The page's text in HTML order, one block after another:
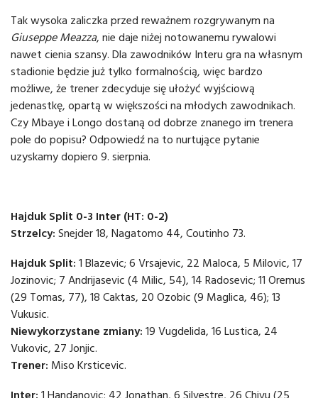
Tak wysoka zaliczka przed reważnem rozgrywanym na
Giuseppe Meazza, nie daje niżej notowanemu rywalowi
nawet cienia szansy. Dla zawodników Interu gra na własnym
stadionie będzie już tylko formalnością, więc bardzo
możliwe, że trener zdecyduje się ułożyć wyjściową
jedenastkę, opartą w większości na młodych zawodnikach.
Czy Mbaye i Longo dostaną od dobrze znanego im trenera
pole do popisu? Odpowiedź na to nurtujące pytanie
uzyskamy dopiero 9. sierpnia.
Hajduk Split 0-3 Inter (HT: 0-2)
Strzelcy: Snejder 18, Nagatomo 44, Coutinho 73.
Hajduk Split: 1 Blazevic; 6 Vrsajevic, 22 Maloca, 5 Milovic, 17
Jozinovic; 7 Andrijasevic (4 Milic, 54), 14 Radosevic; 11 Oremus
(29 Tomas, 77), 18 Caktas, 20 Ozobic (9 Maglica, 46); 13
Vukusic.
Niewykorzystane zmiany: 19 Vugdelida, 16 Lustica, 24
Vukovic, 27 Jonjic.
Trener: Miso Krsticevic.